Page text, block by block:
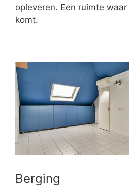
opleveren. Een ruimte
komt.
Berging